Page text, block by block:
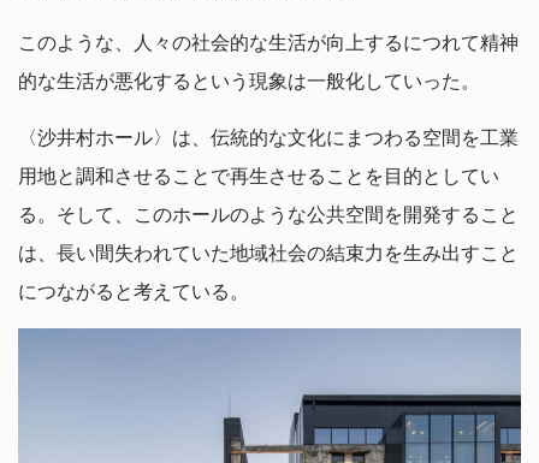
このような、人々の社会的な生活が向上するにつれて精神
的な生活が悪化するという現象は一般化していった。
〈沙井村ホール〉は、伝統的な文化にまつわる空間を工業
用地と調和させることで再生させることを目的としてい
る。そして、このホールのような公共空間を開発すること
は、長い間失われていた地域社会の結束力を生み出すこと
につながると考えている。